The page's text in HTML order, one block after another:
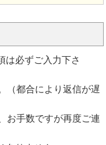
は必ずご入力下さ
（都合により返信が遅
お手数ですが再度ご連